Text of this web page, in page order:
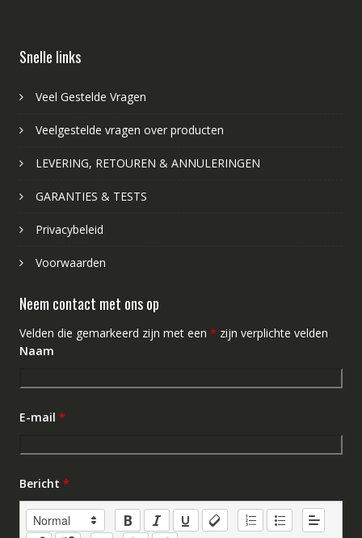
Snelle links
Veel Gestelde Vragen
Veelgestelde vragen over producten
LEVERING, RETOUREN & ANNULERINGEN
GARANTIES & TESTS
Privacybeleid
Voorwaarden
Neem contact met ons op
Velden die gemarkeerd zijn met een * zijn verplichte velden
Naam
E-mail *
Bericht *